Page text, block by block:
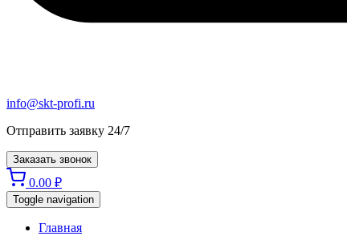
info@skt-profi.ru
Отправить заявку 24/7
Заказать звонок
0.00 ₽
Toggle navigation
Главная